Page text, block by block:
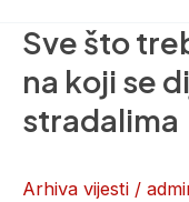
Sve što
na koji se
stradalima
Arhiva vijesti /
Sve
što
znati